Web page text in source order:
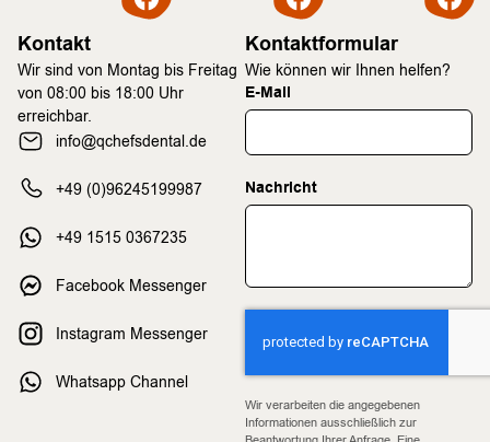
Kontakt
Wir sind von Montag bis Freitag
von 08:00 bis 18:00 Uhr
erreichbar.
info@qchefsdental.de
+49 (0)96245199987
+49 1515 0367235
Facebook Messenger
Instagram Messenger
Whatsapp Channel
Kontaktformular
Wie können wir Ihnen helfen?
E-Mail
Nachricht
Wir verarbeiten die angegebenen
Informationen ausschließlich zur